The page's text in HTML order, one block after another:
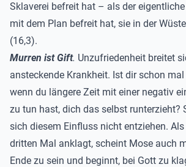
Sklaverei befreit hat – als der eigentliche
mit dem Plan befreit hat, sie in der
(16,3).
Murren ist Gift. Unzufriedenheit breitet
ansteckende Krankheit. Ist dir schon
wenn du längere Zeit mit einer negativ
zu tun hast, dich das selbst runterzieht?
sich diesem Einfluss nicht entziehen.
dritten Mal anklagt, scheint Mose auch
Ende zu sein und beginnt, bei Gott zu